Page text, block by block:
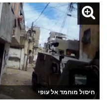
חיסול מוחמד אל עופי